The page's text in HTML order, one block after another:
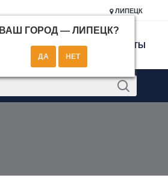
ЛИПЕЦК
ВАШ ГОРОД — ЛИПЕЦК?
КОНТАКТЫ